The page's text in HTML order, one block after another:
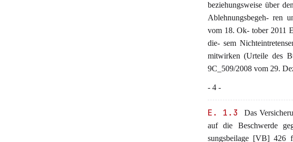
beziehungsweise über
Ablehnungsbegeh- ren
vom 18. Ok- tober 2011
die- sem
mitwirken (Urteile des
9C_509/2008 vom 29.
- 4 -
E. 1.3
Das
auf die Beschwerde
sungsbeilage [VB] 426